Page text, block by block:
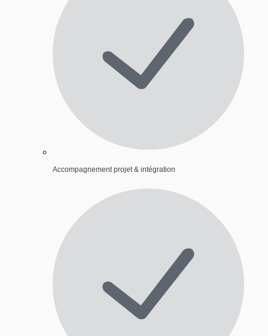
Accompagnement projet & intégration